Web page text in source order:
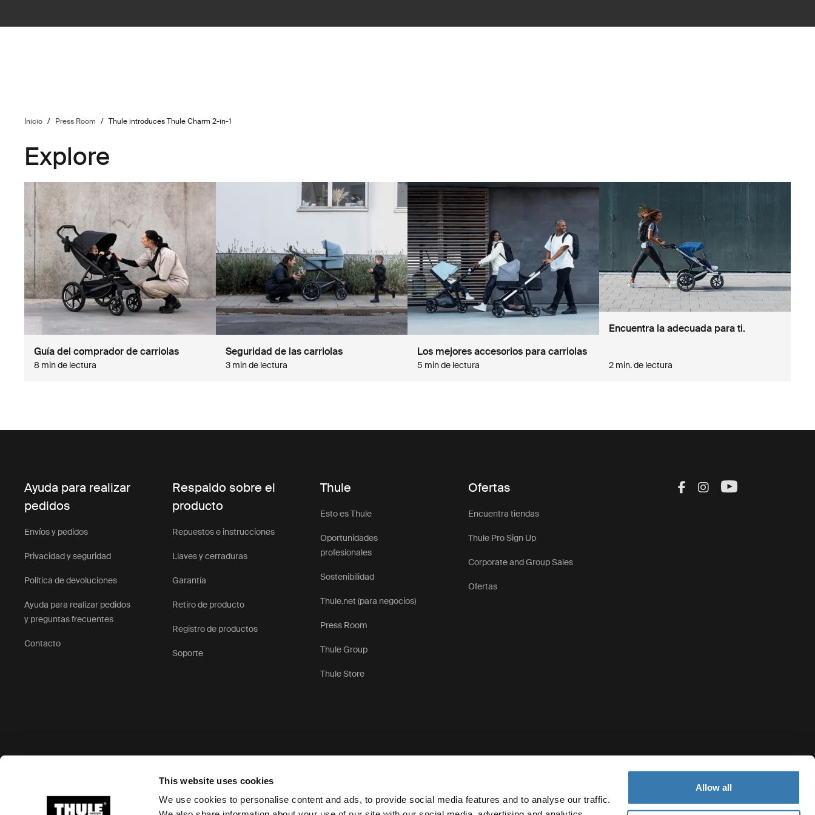
This website uses cookies
We use cookies to personalise content and ads, to provide social media features and to analyse our traffic.
Allow all
Inicio / Press Room / Thule introduces Thule Charm 2-in-1
Explore
Guía del comprador de carriolas
8 min de lectura
Seguridad de las carriolas
3 min de lectura
Los mejores accesorios para carriolas
5 min de lectura
Encuentra la adecuada para ti.
2 min. de lectura
Ayuda para realizar
pedidos
Envíos y pedidos
Privacidad y seguridad
Política de devoluciones
Ayuda para realizar pedidos
y preguntas frecuentes
Contacto
Respaldo sobre el
producto
Repuestos e instrucciones
Llaves y cerraduras
Garantía
Retiro de producto
Registro de productos
Soporte
Thule
Esto es Thule
Oportunidades
profesionales
Sostenibilidad
Thule.net (para negocios)
Press Room
Thule Group
Thule Store
Ofertas
Encuentra tiendas
Thule Pro Sign Up
Corporate and Group Sales
Ofertas
Visit Thule on
Visit Thule on
Visit Thule